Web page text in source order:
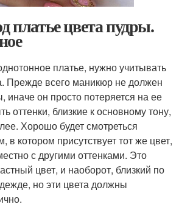
цвета пудры.
платье, нужно учитывать
Прежде всего маникюр не должен
иначе он просто потеряется на ее
оттенки, близкие к основному тону,
Хорошо будет смотреться
в котором присутствует тот же цвет,
с другими оттенками. Это
цвет, и наоборот, близкий по
но эти цвета должны